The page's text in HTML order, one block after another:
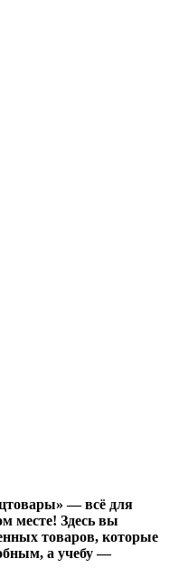
— всё для
месте! Здесь вы
товаров, которые
а учебу —